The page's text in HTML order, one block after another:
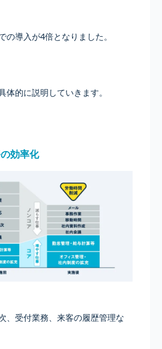
の導入が4倍となりました。
体的に説明していきます。
効率化
、受付業務、来客の履歴管理な